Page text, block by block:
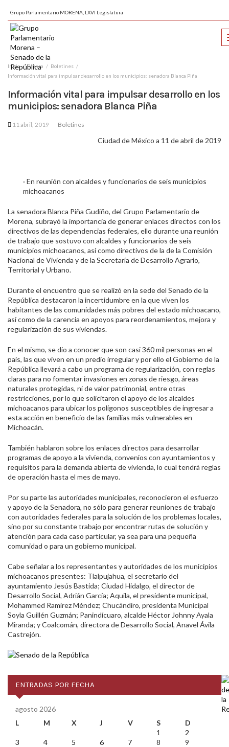
Grupo Parlamentario MORENA, LXVI Legislatura
Inicio Prensa
Boletines
Información vital para impulsar desarrollo en los municipios: senadora Blanca Piña
Información vital para impulsar desarrollo en los
municipios: senadora Blanca Piña
11 abril, 2019 Boletines
Ciudad de México a 11 de abril de 2019
· En reunión con alcaldes y funcionarios de seis municipios
michoacanos
La senadora Blanca Piña Gudiño, del Grupo Parlamentario de
Morena, subrayó la importancia de generar enlaces directos con los
directivos de las dependencias federales, ello durante una reunión
de trabajo que sostuvo con alcaldes y funcionarios de seis
municipios michoacanos, así como directivos de la de la Comisión
Nacional de Vivienda y de la Secretaría de Desarrollo Agrario,
Territorial y Urbano.
Durante el encuentro que se realizó en la sede del Senado de la
República destacaron la incertidumbre en la que viven los
habitantes de las comunidades más pobres del estado michoacano,
así como de la carencia en apoyos para reordenamientos, mejora y
regularización de sus viviendas.
En el mismo, se dio a conocer que son casi 360 mil personas en el
país, las que viven en un predio irregular y por ello el Gobierno de la
República llevará a cabo un programa de regularización, con reglas
claras para no fomentar invasiones en zonas de riesgo, áreas
naturales protegidas, ni de valor patrimonial, entre otras
restricciones, por lo que solicitaron el apoyo de los alcaldes
michoacanos para ubicar los polígonos susceptibles de ingresar a
esta acción en beneficio de las familias más vulnerables en
Michoacán.
También hablaron sobre los enlaces directos para desarrollar
programas de apoyo a la vivienda, convenios con ayuntamientos y
requisitos para la demanda abierta de vivienda, lo cual tendrá reglas
de operación hasta el mes de mayo.
Por su parte las autoridades municipales, reconocieron el esfuerzo
y apoyo de la Senadora, no sólo para generar reuniones de trabajo
con autoridades federales para la solución de los problemas locales,
sino por su constante trabajo por encontrar rutas de solución y
atención para cada caso particular, ya sea para una pequeña
comunidad o para un gobierno municipal.
Cabe señalar a los representantes y autoridades de los municipios
michoacanos presentes: Tlalpujahua, el secretario del
ayuntamiento Jesús Bastida; Ciudad Hidalgo, el director de
Desarrollo Social, Adrián García; Aquila, el presidente municipal,
Mohammed Ramírez Méndez; Chucándiro, presidenta Municipal
Soyla Guillén Guzmán; Panindícuaro, alcalde Héctor Johnny Ayala
Miranda; y Coalcomán, directora de Desarrollo Social, Anavel Ávila
Castrejón.
ENTRADAS POR FECHA
agosto 2026
L
M X J V S
D
1
2
3
4 5 6 7 8
9